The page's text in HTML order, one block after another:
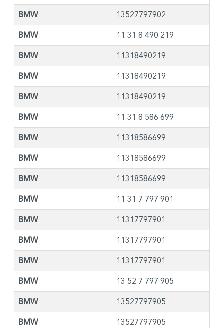
BMW 13527797902
BMW 11 31 8 490 219
BMW 11318490219
BMW 11318490219
BMW 11318490219
BMW 11 31 8 586 699
BMW 11318586699
BMW 11318586699
BMW 11318586699
BMW 11 31 7 797 901
BMW 11317797901
BMW 11317797901
BMW 11317797901
BMW 13 52 7 797 905
BMW 13527797905
BMW 13527797905